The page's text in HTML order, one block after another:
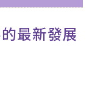
最新發展